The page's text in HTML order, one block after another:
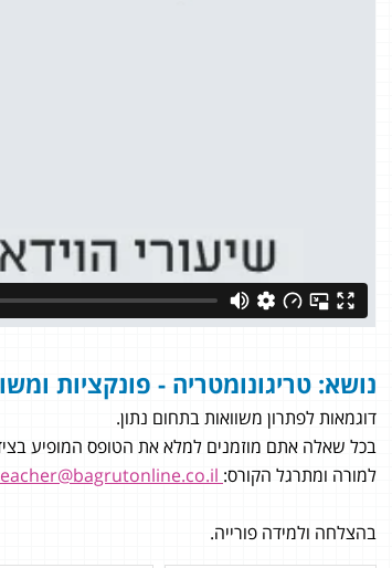
חן מימון
נושא: טריגונומטריה - פונקציות
דוגמאות לפתרון משוואות בתחום נתון.
בכל שאלה אתם מוזמנים למלא את הטופס המופיע
למורה ומתרגל הקורס:
בהצלחה ולמידה פורייה.